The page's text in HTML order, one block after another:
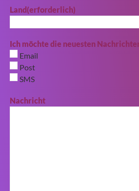
Land(erforderlich)
Ich möchte die neuesten
Email
Post
SMS
Nachricht